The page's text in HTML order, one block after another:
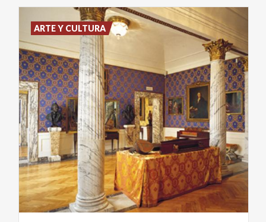
ARTE Y CULTURA